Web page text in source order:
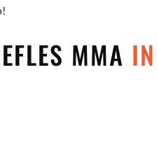
MMA